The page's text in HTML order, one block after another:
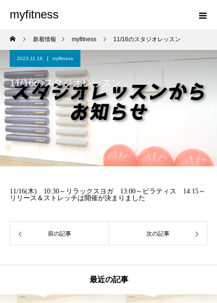
myfitness
新着情報 myfitness 11/16のスタジオレッスン
2023.11.16 myfitness
11/16のスタジオレッスン
11/16(木) 10:30～リラックスヨガ 13:00～ピラティス 14:15～
リリース＆ストレッチは開催が決まりました
前の記事 次の記事
最近の記事